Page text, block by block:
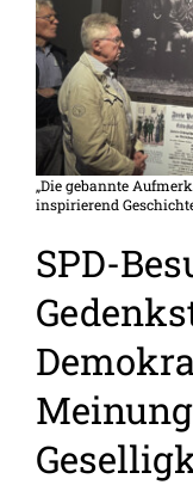
„Die gebannte
inspirierend
SPD-